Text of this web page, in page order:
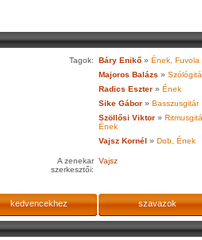
Tagok: Báry Enikő » Ének, Fuvola
Majoros Balázs »
Radics Eszter » Ének
Sike Gábor » Basszusgitár
Szöllősi Viktor »
Ének
Vajsz Kornél » Dob, Ének
A zenekar
szerkesztői:
Vajsz
kedvencekhez szavazok